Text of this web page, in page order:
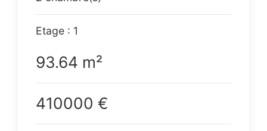
Etage : 1
93.64 m²
410000 €